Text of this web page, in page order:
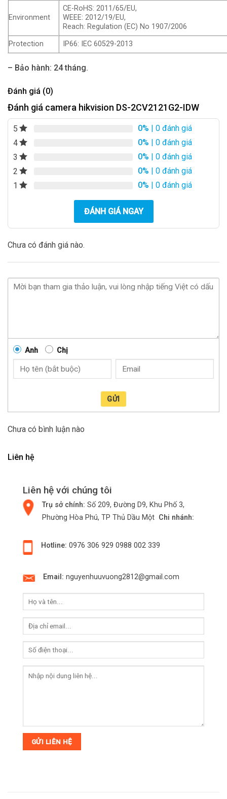
Environment
CE-RoHS: 2011/65/EU,
WEEE: 2012/19/EU,
Reach: Regulation (EC) No 1907/2006
Protection
IP66: IEC 60529-2013
– Bảo hành: 24 tháng.
Đánh giá (0)
Đánh giá camera hikvision DS-2CV2121G2-IDW
5 0% | 0 đánh giá
4
0% | 0 đánh giá
3
0% | 0 đánh giá
2
0% | 0 đánh giá
1
0% | 0 đánh giá
ĐÁNH GIÁ NGAY
Chưa có đánh giá nào.
Anh Chị
GỬI
Chưa có bình luận nào
Liên hệ
Liên hệ với chúng tôi
Trụ sở chính: Số 209, Đường D9, Khu Phố 3,
Phường Hòa Phú, TP Thủ Dầu Một Chi nhánh:
Hotline: 0976 306 929 0988 002 339
Email: nguyenhuuvuong2812@gmail.com